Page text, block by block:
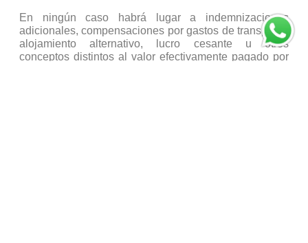
En ningún caso habrá lugar a indemnizaciones
adicionales, compensaciones por gastos de transporte,
alojamiento alternativo, lucro cesante u otros
conceptos distintos al valor efectivamente pagado por